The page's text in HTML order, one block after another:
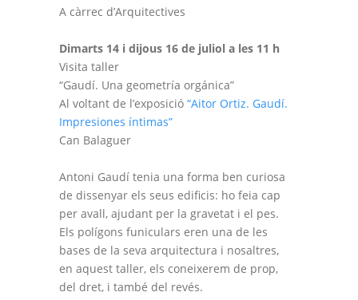
A càrrec d’Arquitectives
Dimarts 14 i dijous 16 de juliol a les 11 h
Visita taller
“Gaudí. Una geometría orgánica”
Al voltant de l’exposició “Aitor Ortiz. Gaudí.
Impresiones íntimas”
Can Balaguer
Antoni Gaudí tenia una forma ben curiosa
de dissenyar els seus edificis: ho feia cap
per avall, ajudant per la gravetat i el pes.
Els polígons funiculars eren una de les
bases de la seva arquitectura i nosaltres,
en aquest taller, els coneixerem de prop,
del dret, i també del revés.